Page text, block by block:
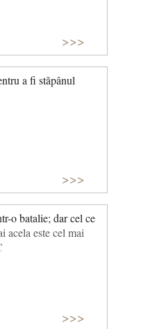
>>>
a fi stăpânul
>>>
o batalie; dar cel ce
acela este cel mai
>>>